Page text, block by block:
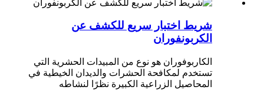
شريط اختبار سريع للكشف عن
الكربونفوران
الكاربوفوران هو نوع من المبيدات الحشرية التي
تستخدم لمكافحة الحشرات والديدان الخيطية في
المحاصيل الزراعية الكبيرة نظرًا لنشاطه